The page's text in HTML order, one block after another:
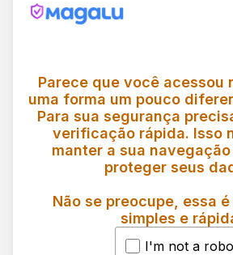
Parece que você acessou
uma forma um pouco
Para sua segurança
verificação rápida. Isso
manter a sua
proteger seus
Não se preocupe, essa
simples e
I'm not a